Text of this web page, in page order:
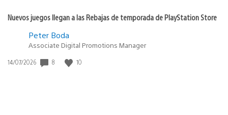
Nuevos juegos llegan a las Rebajas de temporada de PlayStation Store
Peter Boda
Associate Digital Promotions Manager
Fecha
14/07/2026 8 10